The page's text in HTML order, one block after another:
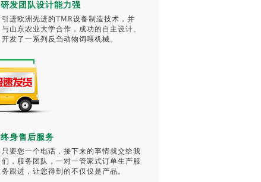
研发团队设计能力强
引进欧洲先进的TMR设备制造技术，并
与山东农业大学合作，成功的自主设计、
开发了一系列反刍动物饲喂机械。
终身售后服务
只要您一个电话，接下来的事情就交给我
们，服务团队，一对一管家式订单生产服
务跟进，让您得到的不仅仅是产品。